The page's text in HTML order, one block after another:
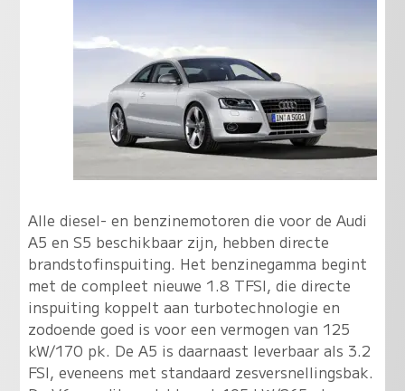
Alle diesel- en benzinemotoren die voor de Audi
A5 en S5 beschikbaar zijn, hebben directe
brandstofinspuiting. Het benzinegamma begint
met de compleet nieuwe 1.8 TFSI, die directe
inspuiting koppelt aan turbotechnologie en
zodoende goed is voor een vermogen van 125
kW/170 pk. De A5 is daarnaast leverbaar als 3.2
FSI, eveneens met standaard zesversnellingsbak.